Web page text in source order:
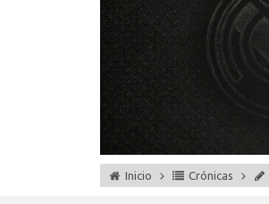
Inicio Crónicas